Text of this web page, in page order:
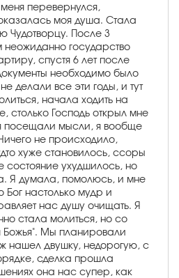
перевернулся,
моя душа. Стала
Чудотворцу. После 3
государство
спустя 6 лет после
необходимо было
делали все эти годы, и тут
начала ходить на
столько Господь открыл мне
посещали мысли, я вообще
не происходило,
хуже становилось, ссоры
ухудшилось, но
Я думала, помолюсь, и мне
Бог настолько мудр и
нас душу очищать. Я
стала молиться, но со
Божья". Мы планировали
нашел двушку, недорогую, с
сделка прошла
она нас супер, как